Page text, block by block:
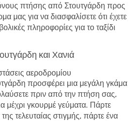
πτήσης από Στουτγάρδη προς
μας για να διασφαλίσετε ότι έχετε
πληροφορίες για το ταξίδι
και Χανιά
αεροδρομίου
προσφέρει μια μεγάλη γκάμα
πριν από την πτήση σας,
μέχρι γκουρμέ γεύματα. Πάρτε
τελευταίας στιγμής, πάρτε ένα